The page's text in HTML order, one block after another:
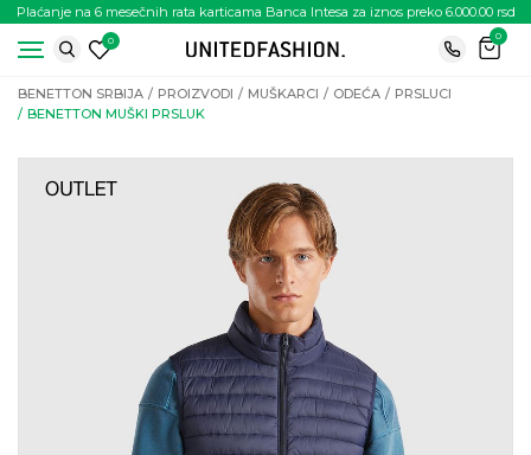
Plaćanje na 6 mesečnih rata karticama Banca Intesa za iznos preko 6.000.00 rsd
0
0
BENETTON SRBIJA PROIZVODI MUŠKARCI ODEĆA
PRSLUCI
BENETTON MUŠKI PRSLUK